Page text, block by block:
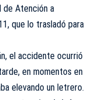
de Atención a
que lo trasladó para
el accidente ocurrió
en momentos en
elevando un letrero.